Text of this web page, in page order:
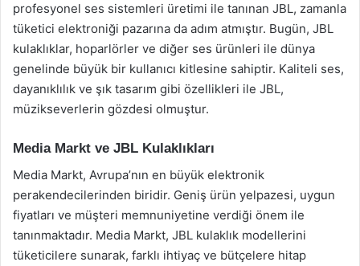
profesyonel ses sistemleri üretimi ile tanınan JBL, zamanla
tüketici elektroniği pazarına da adım atmıştır. Bugün, JBL
kulaklıklar, hoparlörler ve diğer ses ürünleri ile dünya
genelinde büyük bir kullanıcı kitlesine sahiptir. Kaliteli ses,
dayanıklılık ve şık tasarım gibi özellikleri ile JBL,
müzikseverlerin gözdesi olmuştur.
Media Markt ve JBL Kulaklıkları
Media Markt, Avrupa’nın en büyük elektronik
perakendecilerinden biridir. Geniş ürün yelpazesi, uygun
fiyatları ve müşteri memnuniyetine verdiği önem ile
tanınmaktadır. Media Markt, JBL kulaklık modellerini
tüketicilere sunarak, farklı ihtiyaç ve bütçelere hitap